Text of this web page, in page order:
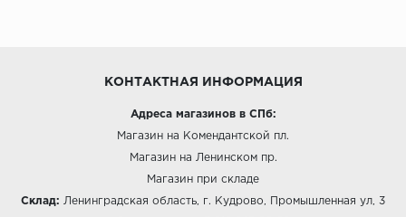
КОНТАКТНАЯ ИНФОРМАЦИЯ
Адреса магазинов в СПб:
Магазин на Комендантской пл.
Магазин на Ленинском пр.
Магазин при складе
Склад: Ленинградская область, г. Кудрово, Промышленная ул, 3